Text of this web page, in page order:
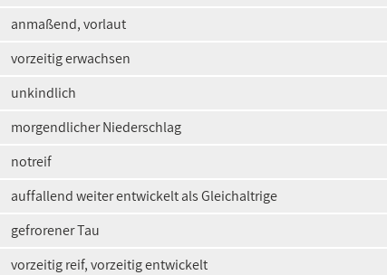
anmaßend, vorlaut
vorzeitig erwachsen
unkindlich
morgendlicher Niederschlag
notreif
auffallend weiter entwickelt als Gleichaltrige
gefrorener Tau
vorzeitig reif, vorzeitig entwickelt